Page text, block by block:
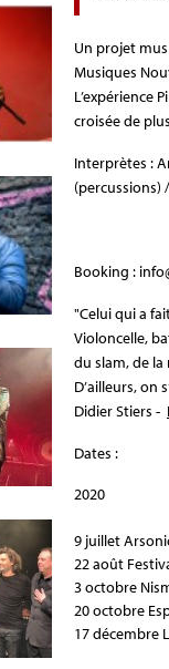
Un projet
Musiques
L’expérience
croisée de
Interprètes :
(percussions)
Booking :
"Celui qui a
Violoncelle,
du slam, de la
D’ailleurs, on
Didier Stiers -
Dates :
2020
9 juillet
22 août
3 octobre
20 octobre
17 décembre